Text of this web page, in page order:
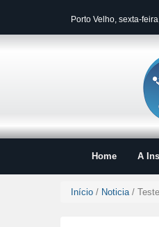
Porto Velho, sexta-
Home A
Início / Noticia/ Teste